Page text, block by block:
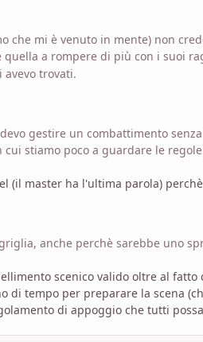
che mi è venuto in mente) non
a rompere di più con i suoi
trovati.
gestire un combattimento
stiamo poco a guardare le
(il master ha l'ultima parola)
anche perchè sarebbe uno
scenico valido oltre al
di tempo per preparare la scena
di appoggio che tutti